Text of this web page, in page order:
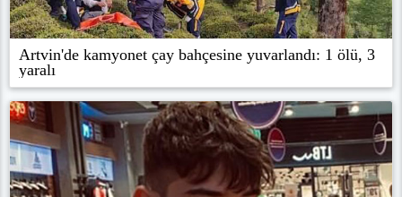
Artvin'de kamyonet çay bahçesine yuvarlandı: 1 ölü, 3
yaralı